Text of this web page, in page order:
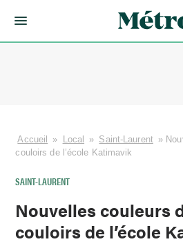
Accueil » Local » Saint-Laurent »
couloirs de l’école Katimavik
SAINT-LAURENT
Nouvelles couleurs
couloirs de l’école